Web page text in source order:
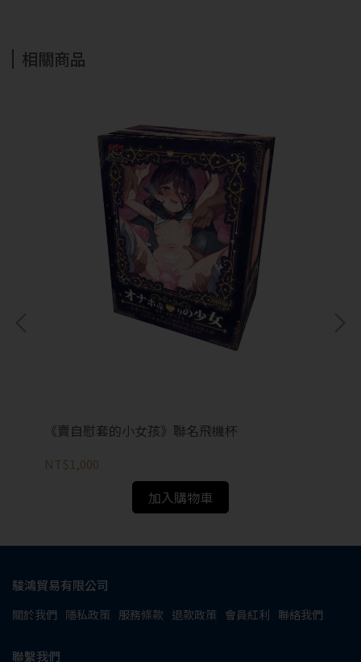
相關商品
《賣自慰套的小女孩》聯名飛機杯
NT$1,000
加入購物車
駿鴻貿易有限公司
關於我們 隱私政策 服務條款 退款政策 會員紅利 聯絡我們
聯繫我們